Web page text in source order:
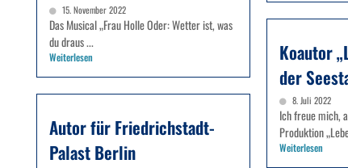
15. November 2022
Das Musical „Frau Holle Oder: Wetter ist, was
du draus ...
Weiterlesen
Koautor
der
8. Juli 2022
Ich freue mich,
Produktion
Weiterlesen
Autor für Friedrichstadt-
Palast Berlin